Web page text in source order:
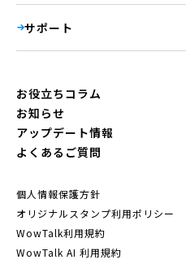
サポート
お役立ちコラム
お知らせ
アップデート情報
よくあるご質問
個人情報保護方針
オリジナルスタンプ利用ポリシー
WowTalk利用規約
WowTalk AI 利用規約